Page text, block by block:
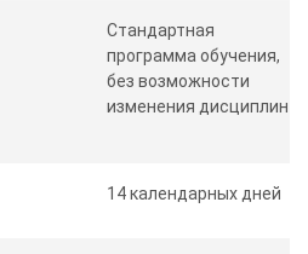
Стандартная
программа обучения,
без возможности
изменения дисциплин
14 календарных дней